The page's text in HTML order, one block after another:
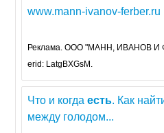
www.mann-ivanov-ferber.ru
Реклама. ООО "МАНН, ИВАНОВ И
erid: LatgBXGsM.
Что и когдаесть. Как
между голодом...